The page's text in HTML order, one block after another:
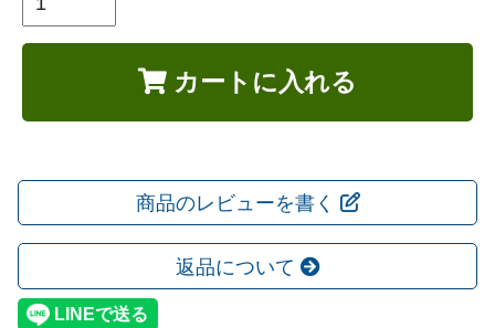
カートに入れる
商品のレビューを書く
返品について